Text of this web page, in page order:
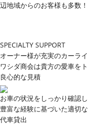
辺地域からのお客様も多数！
SPECIALTY SUPPORT
オーナー様が充実のカーラ
ワシダ商会は貴方の愛車を
良心的な見積
お車の状況をしっかり確認
豊富な経験に基づいた適切
代車貸出